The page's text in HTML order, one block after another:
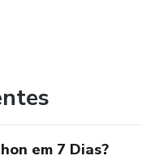
em 7 Dias?